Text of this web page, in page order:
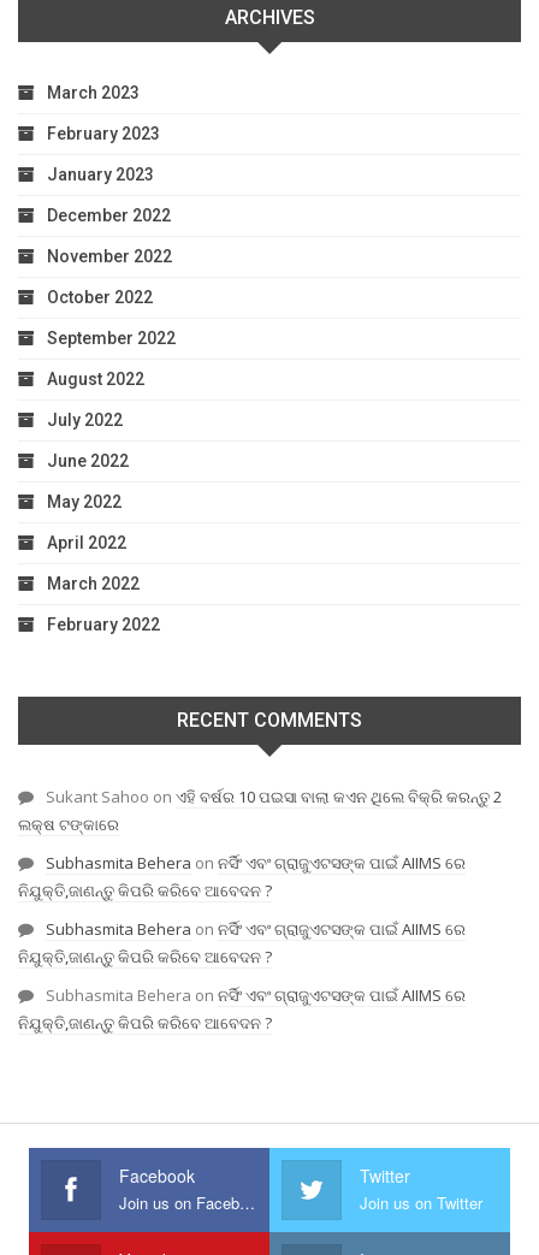
ARCHIVES
March 2023
February 2023
January 2023
December 2022
November 2022
October 2022
September 2022
August 2022
July 2022
June 2022
May 2022
April 2022
March 2022
February 2022
RECENT COMMENTS
Sukant Sahoo on ଏହି ବର୍ଷର 10 ପଇସା ବାଲା କଏନ ଥିଲେ ବିକ୍ରି କରନ୍ତୁ 2
ଲକ୍ଷ ଟଙ୍କାରେ
Subhasmita Behera on ନର୍ସିଂ ଏବଂ ଗ୍ରାଜୁଏଟସଙ୍କ ପାଇଁ AIIMS ରେ
ନିଯୁକ୍ତି,ଜାଣନ୍ତୁ କିପରି କରିବେ ଆବେଦନ ?
Subhasmita Behera on ନର୍ସିଂ ଏବଂ ଗ୍ରାଜୁଏଟସଙ୍କ ପାଇଁ AIIMS ରେ
ନିଯୁକ୍ତି,ଜାଣନ୍ତୁ କିପରି କରିବେ ଆବେଦନ ?
Subhasmita Behera on ନର୍ସିଂ ଏବଂ ଗ୍ରାଜୁଏଟସଙ୍କ ପାଇଁ AIIMS ରେ
ନିଯୁକ୍ତି,ଜାଣନ୍ତୁ କିପରି କରିବେ ଆବେଦନ ?
Facebook
Join us on Facebook
Twitter
Join us on Twitter